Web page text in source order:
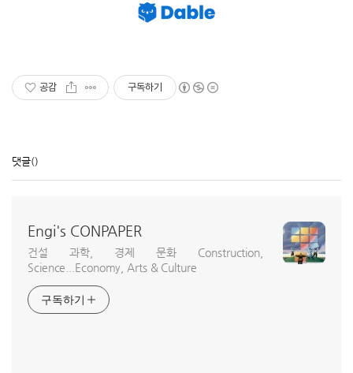
공감 구독하기
댓글()
Engi's CONPAPER
건설 과학, 경제 문화 Construction,
Science...Economy, Arts & Culture
구독하기